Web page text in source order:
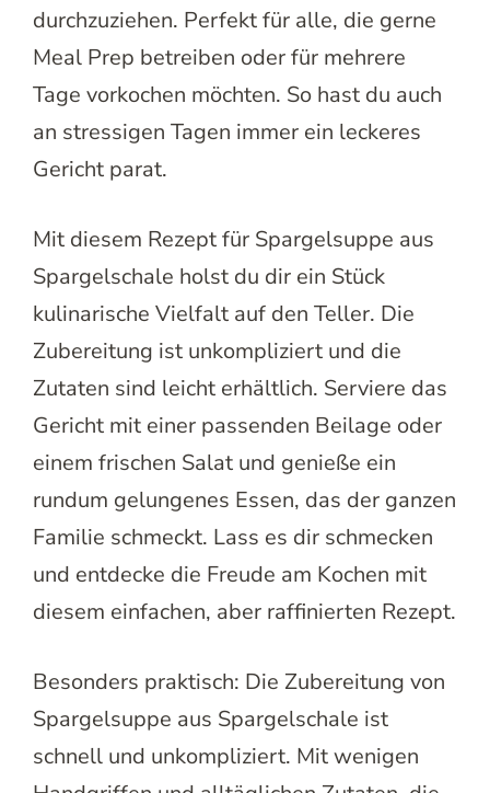
durchzuziehen. Perfekt für alle, die gerne
Meal Prep betreiben oder für mehrere
Tage vorkochen möchten. So hast du auch
an stressigen Tagen immer ein leckeres
Gericht parat.
Mit diesem Rezept für Spargelsuppe aus
Spargelschale holst du dir ein Stück
kulinarische Vielfalt auf den Teller. Die
Zubereitung ist unkompliziert und die
Zutaten sind leicht erhältlich. Serviere das
Gericht mit einer passenden Beilage oder
einem frischen Salat und genieße ein
rundum gelungenes Essen, das der ganzen
Familie schmeckt. Lass es dir schmecken
und entdecke die Freude am Kochen mit
diesem einfachen, aber raffinierten Rezept.
Besonders praktisch: Die Zubereitung von
Spargelsuppe aus Spargelschale ist
schnell und unkompliziert. Mit wenigen